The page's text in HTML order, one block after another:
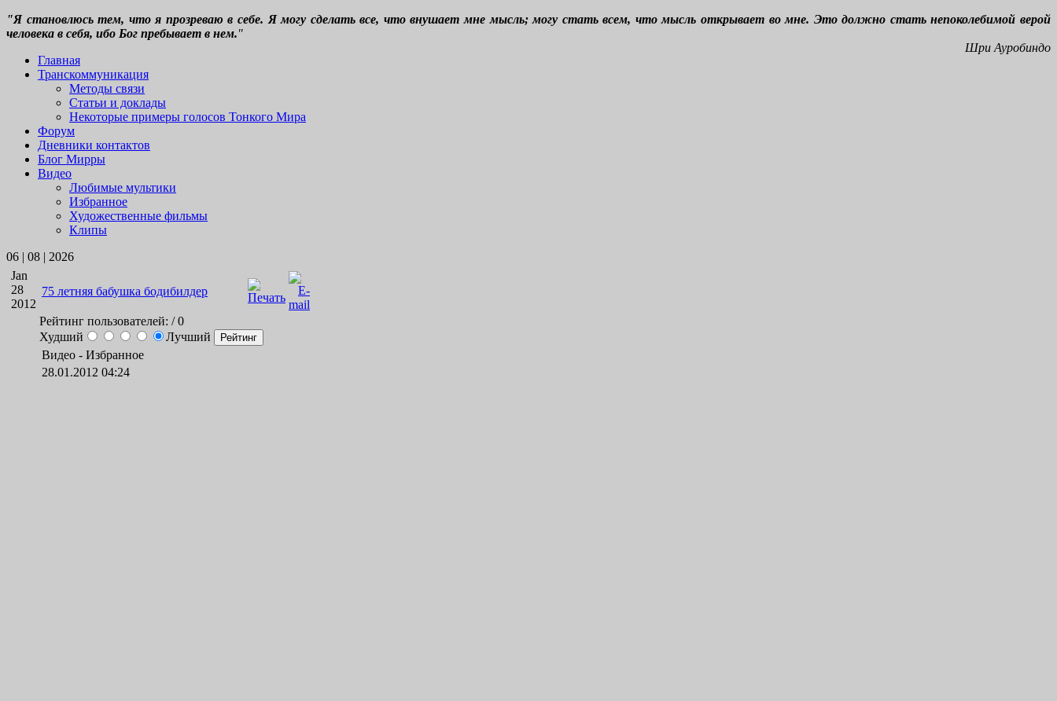
"Я становлюсь тем, что я прозреваю в себе. Я могу сделать все, что внушает мне мысль; могу стать всем, что мысль открывает во мне. Это должно стать непоколебимой верой
человека в себя, ибо Бог пребывает в нем."
Шри Ауробиндо
Главная
Транскоммуникация
Методы связи
Статьи и доклады
Некоторые примеры голосов Тонкого Мира
Форум
Дневники контактов
Блог Мирры
Видео
Любимые мультики
Избранное
Художественные фильмы
Клипы
06 | 08 | 2026
Jan
28
2012
75 летняя бабушка бодибилдер
Рейтинг пользователей: / 0
Худший
Лучший
Видео - Избранное
28.01.2012 04:24